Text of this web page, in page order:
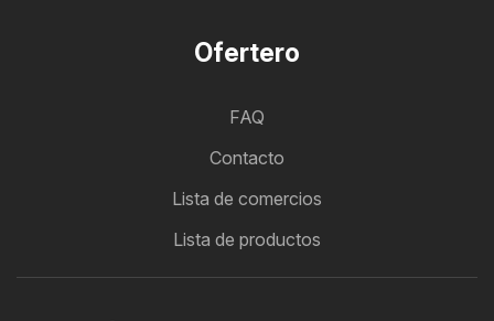
Ofertero
FAQ
Contacto
Lista de comercios
Lista de productos